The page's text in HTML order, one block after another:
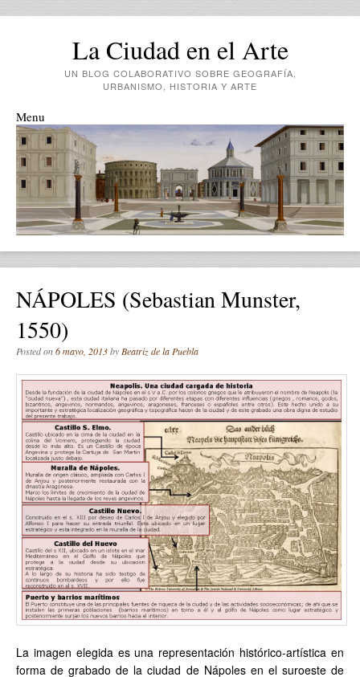
La Ciudad en el Arte
UN BLOG COLABORATIVO SOBRE GEOGRAFÍA,
URBANISMO, HISTORIA Y ARTE
Menu
Skip to content
NÁPOLES (Sebastian Munster,
1550)
Posted on6 mayo, 2013by Beatriz de la Puebla
La imagen elegida es una representación histórico-artística en
forma de grabado de la ciudad de Nápoles en el suroeste de